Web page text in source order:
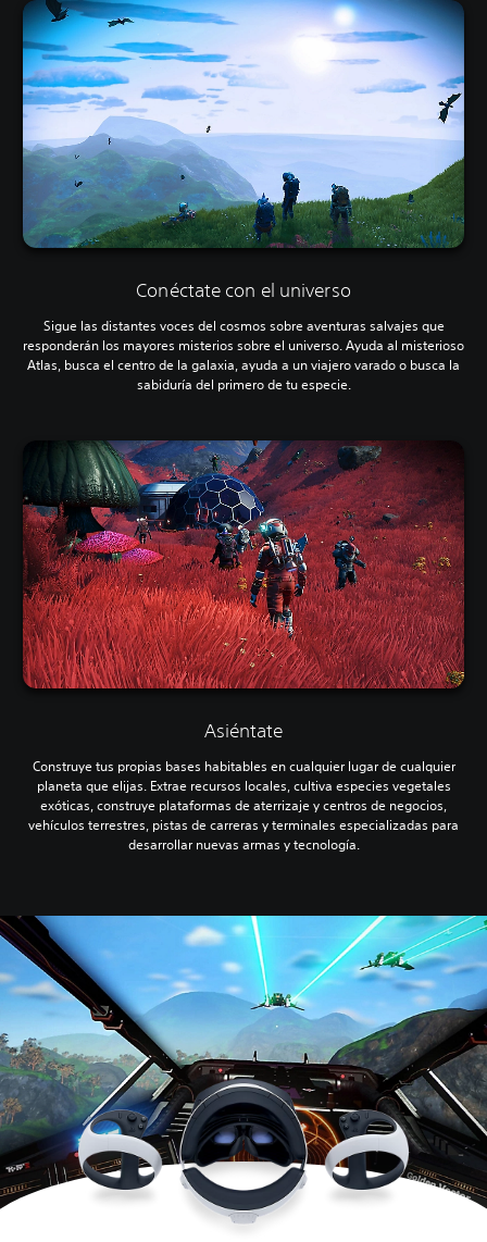
Conéctate con el universo
Sigue las distantes voces del cosmos sobre aventuras salvajes que
responderán los mayores misterios sobre el universo. Ayuda al misterioso
Atlas, busca el centro de la galaxia, ayuda a un viajero varado o busca la
sabiduría del primero de tu especie.
Asiéntate
Construye tus propias bases habitables en cualquier lugar de cualquier
planeta que elijas. Extrae recursos locales, cultiva especies vegetales
exóticas, construye plataformas de aterrizaje y centros de negocios,
vehículos terrestres, pistas de carreras y terminales especializadas para
desarrollar nuevas armas y tecnología.